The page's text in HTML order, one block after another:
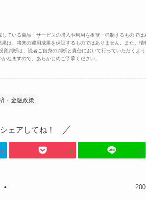
ている商品・サービスの購入や利用を推奨・強制するもので
は、将来の運用成果を保証するものではありません。また、
判断は、読者ご自身の判断と責任において行っていただくよ
ねますので、あらかじめご了承ください。
・金融政策
ェアしてね！